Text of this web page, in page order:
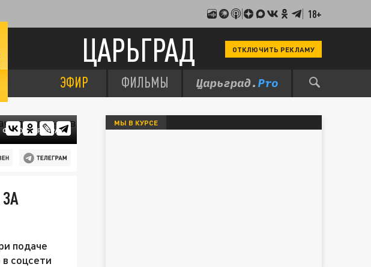
18+
ЦАРЬГРАД ОТКЛЮЧИТЬ РЕКЛАМУ
ЭФИР ФИЛЬМЫ
ФОТО: ЦАРЬГРАД
подаче
соцсети
МЫ В КУРСЕ